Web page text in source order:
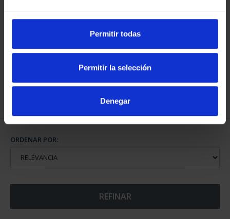
Permitir todas
Permitir la selección
Denegar
CIUDADES PATRIMONIO
73,00 €
ORDENAR POR:
REFINAR